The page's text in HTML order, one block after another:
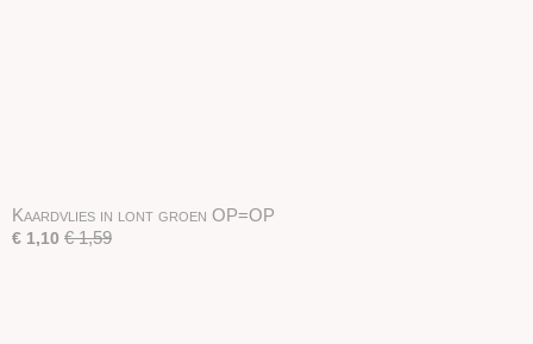
Kaardvlies in lont groen OP=OP
€ 1,10 € 1,59